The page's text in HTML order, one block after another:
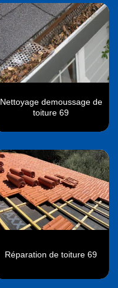
Nettoyage demoussage de
toiture 69
Réparation de toiture 69